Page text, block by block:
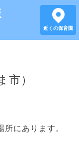
近くの保育園
市）
にあります。